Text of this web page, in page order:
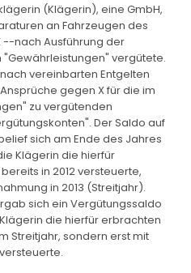
(Klägerin), eine GmbH,
an Fahrzeugen des
--nach Ausführung der
vergütete.
vereinbarten Entgelten
gegen X für die im
zu vergütenden
Der Saldo auf
sich am Ende des Jahres
Klägerin die hierfür
in 2012 versteuerte,
in 2013 (Streitjahr).
sich ein Vergütungssaldo
die hierfür erbrachten
Streitjahr, sondern erst mit